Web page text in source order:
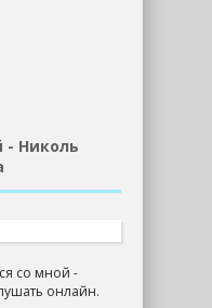
- Николь
со мной -
онлайн.